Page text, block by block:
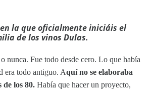
la que oficialmente iniciáis el
de los vinos Dulas.
nunca. Fue todo desde cero. Lo que había
era todo antiguo. Aquí no se elaboraba
de los 80. Había que hacer un proyecto,